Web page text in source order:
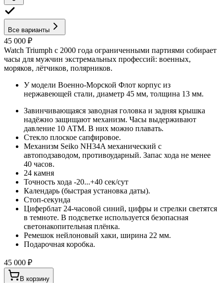
Все варианты
45 000 ₽
Watch Triumph с 2000 года ограниченными партиями собирает
часы для мужчин экстремальных профессий: военных,
моряков, лётчиков, полярников.
У модели Военно-Морской Флот корпус из
нержавеющей стали, диаметр 45 мм, толщина 13 мм.
Завинчивающаяся заводная головка и задняя крышка
надёжно защищают механизм. Часы выдерживают
давление 10 АТМ. В них можно плавать.
Стекло плоское сапфировое.
Механизм Seiko NH34A механический с
автоподзаводом, противоударный. Запас хода не менее
40 часов.
24 камня
Точность хода -20...+40 сек/сут
Календарь (быстрая установка даты).
Стоп-секунда
Циферблат 24-часовой синий, цифры и стрелки светятся
в темноте. В подсветке используется безопасная
светонакопительная плёнка.
Ремешок нейлоновый хаки, ширина 22 мм.
Подарочная коробка.
45 000 ₽
В корзину